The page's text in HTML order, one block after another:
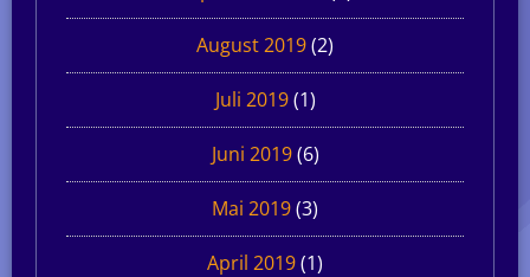
August 2019(2)
Juli 2019(1)
Juni 2019(6)
Mai 2019(3)
April 2019(1)